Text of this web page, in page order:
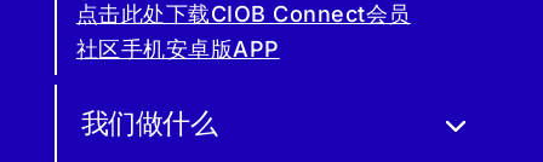
点击此处下载CIOB Connect会员
社区手机安卓版APP
我们做什么